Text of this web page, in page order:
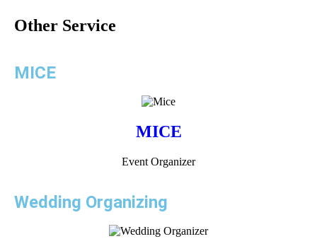
Other Service
MICE
MICE
Event Organizer
Wedding Organizing